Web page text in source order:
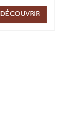
DÉCOUVRIR